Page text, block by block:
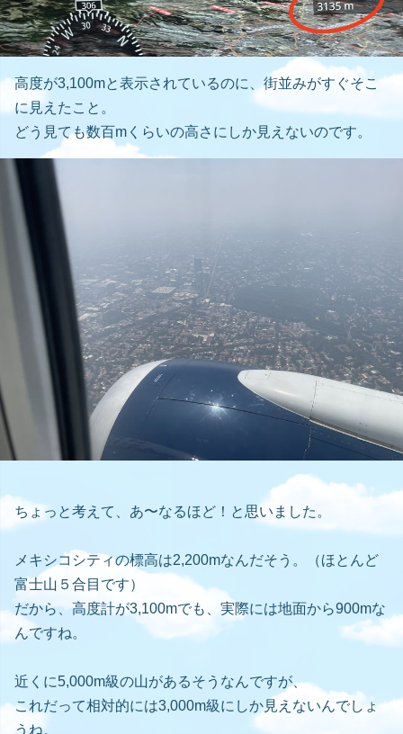
高度が3,100mと表示されているのに、街並みがすぐそこ
に見えたこと。
どう見ても数百mくらいの高さにしか見えないのです。
ちょっと考えて、あ〜なるほど！と思いました。
メキシコシティの標高は2,200mなんだそう。（ほとんど
富士山５合目です）
だから、高度計が3,100mでも、実際には地面から900mな
んですね。
近くに5,000m級の山があるそうなんですが、
これだって相対的には3,000m級にしか見えないんでしょ
うね。